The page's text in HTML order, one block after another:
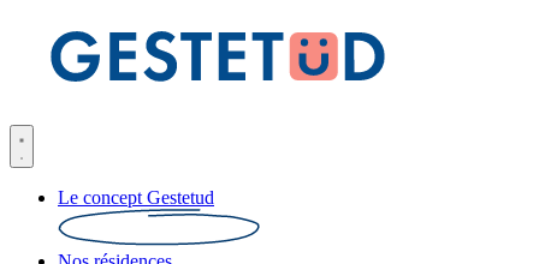
Le concept Gestetud